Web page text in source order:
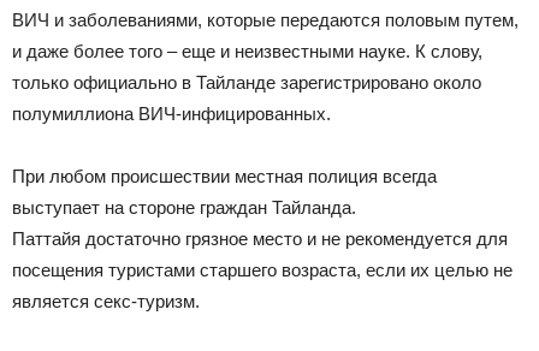
ВИЧ и заболеваниями, которые передаются половым путем,
и даже более того – еще и неизвестными науке. К слову,
только официально в Тайланде зарегистрировано около
полумиллиона ВИЧ-инфицированных.
При любом происшествии местная полиция всегда
выступает на стороне граждан Тайланда.
Паттайя достаточно грязное место и не рекомендуется для
посещения туристами старшего возраста, если их целью не
является секс-туризм.